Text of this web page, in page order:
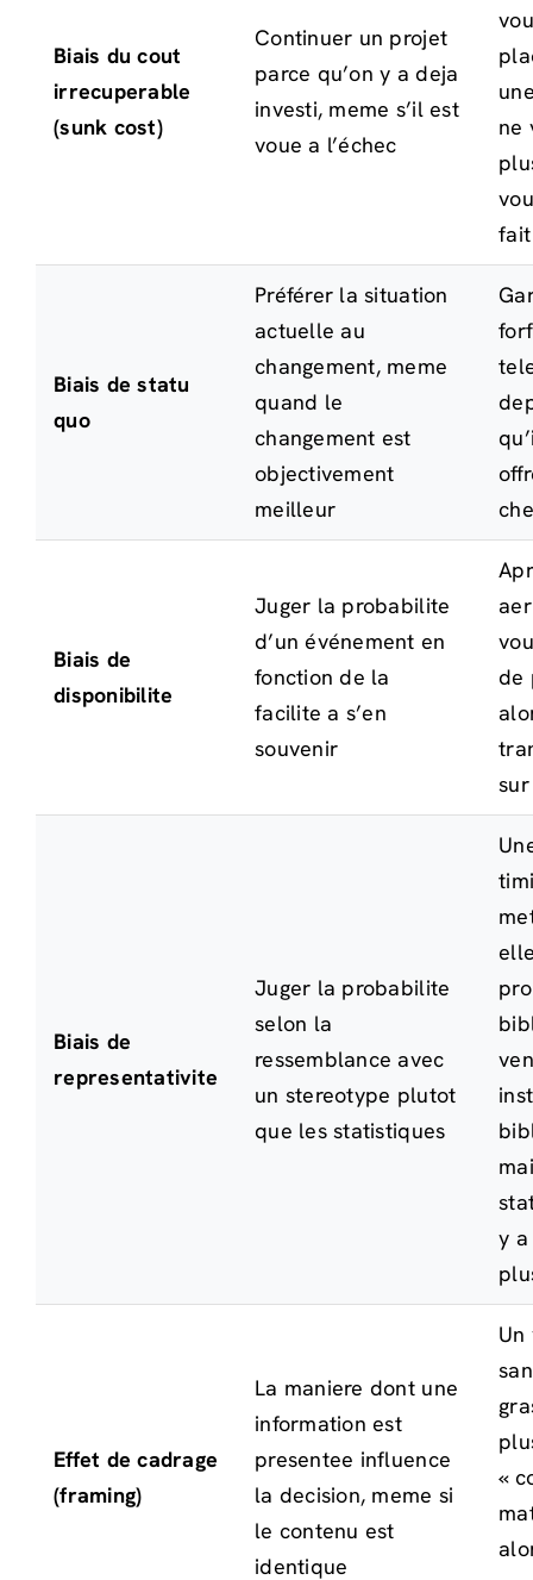
Biais du cout
irrecuperable
(sunk cost)
Continuer un projet
parce qu’on y a deja
investi, meme s’il est
voue a l’échec
ne
Biais de statu
quo
Préférer la situation
actuelle au
changement, meme
quand le
changement est
objectivement
meilleur
Biais de
disponibilite
Juger la probabilite
d’un événement en
fonction de la
facilite a s’en
souvenir
de
sur
Biais de
representativite
Juger la probabilite
selon la
ressemblance avec
un stereotype plutot
que les statistiques
y
Effet de cadrage
(framing)
La maniere dont une
information est
presentee influence
la decision, meme si
le contenu est
identique
Un
«